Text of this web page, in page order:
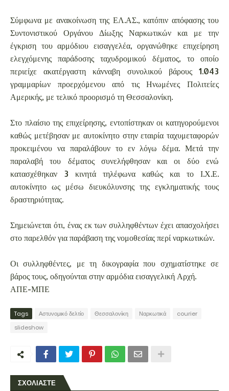
Σύμφωνα με ανακοίνωση της ΕΛ.ΑΣ., κατόπιν απόφασης του
Συντονιστικού Οργάνου Δίωξης Ναρκωτικών και με την
έγκριση του αρμόδιου εισαγγελέα, οργανώθηκε επιχείρηση
ελεγχόμενης παράδοσης ταχυδρομικού δέματος, το οποίο
περιείχε ακατέργαστη κάνναβη συνολικού βάρους 1.043
γραμμαρίων προερχόμενου από τις Ηνωμένες Πολιτείες
Αμερικής, με τελικό προορισμό τη Θεσσαλονίκη.
Στο πλαίσιο της επιχείρησης, εντοπίστηκαν οι κατηγορούμενοι
καθώς μετέβησαν με αυτοκίνητο στην εταιρία ταχυμεταφορών
προκειμένου να παραλάβουν το εν λόγω δέμα. Μετά την
παραλαβή του δέματος συνελήφθησαν και οι δύο ενώ
κατασχέθηκαν 3 κινητά τηλέφωνα καθώς και το Ι.Χ.Ε.
αυτοκίνητο ως μέσω διευκόλυνσης της εγκληματικής τους
δραστηριότητας.
Σημειώνεται ότι, ένας εκ των συλληφθέντων έχει απασχολήσει
στο παρελθόν για παράβαση της νομοθεσίας περί ναρκωτικών.
Οι συλληφθέντες, με τη δικογραφία που σχηματίστηκε σε
βάρος τους, οδηγούνται στην αρμόδια εισαγγελική Αρχή.
ΑΠΕ-ΜΠΕ
Tags Αστυνομικό δελτίο Θεσσαλονίκη Ναρκωτικά
courier
slideshow
ΣΧΟΛΙΑΣΤΕ